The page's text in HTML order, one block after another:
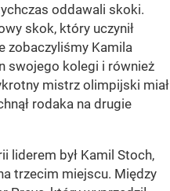
oddawali skoki.
skok, który uczynił
zobaczyliśmy Kamila
swojego kolegi i również
mistrz olimpijski miał
rodaka na drugie
liderem był Kamil Stoch,
trzecim miejscu. Między